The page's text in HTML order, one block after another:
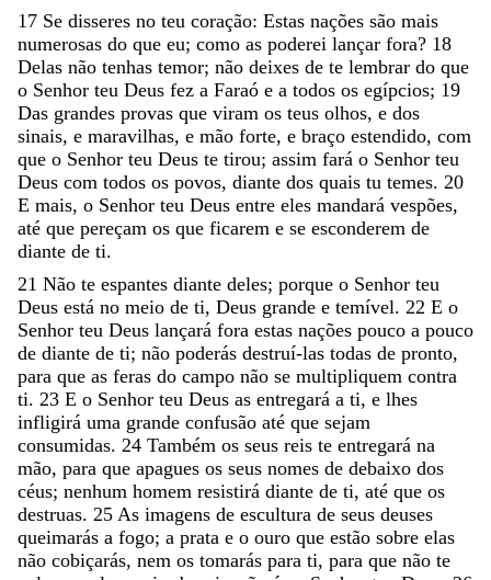
17 Se disseres no teu coração: Estas nações são mais
numerosas do que eu; como as poderei lançar fora? 18
Delas não tenhas temor; não deixes de te lembrar do que
o Senhor teu Deus fez a Faraó e a todos os egípcios; 19
Das grandes provas que viram os teus olhos, e dos
sinais, e maravilhas, e mão forte, e braço estendido, com
que o Senhor teu Deus te tirou; assim fará o Senhor teu
Deus com todos os povos, diante dos quais tu temes. 20
E mais, o Senhor teu Deus entre eles mandará vespões,
até que pereçam os que ficarem e se esconderem de
diante de ti.
21 Não te espantes diante deles; porque o Senhor teu
Deus está no meio de ti, Deus grande e temível. 22 E o
Senhor teu Deus lançará fora estas nações pouco a pouco
de diante de ti; não poderás destruí-las todas de pronto,
para que as feras do campo não se multipliquem contra
ti. 23 E o Senhor teu Deus as entregará a ti, e lhes
infligirá uma grande confusão até que sejam
consumidas. 24 Também os seus reis te entregará na
mão, para que apagues os seus nomes de debaixo dos
céus; nenhum homem resistirá diante de ti, até que os
destruas. 25 As imagens de escultura de seus deuses
queimarás a fogo; a prata e o ouro que estão sobre elas
não cobiçarás, nem os tomarás para ti, para que não te